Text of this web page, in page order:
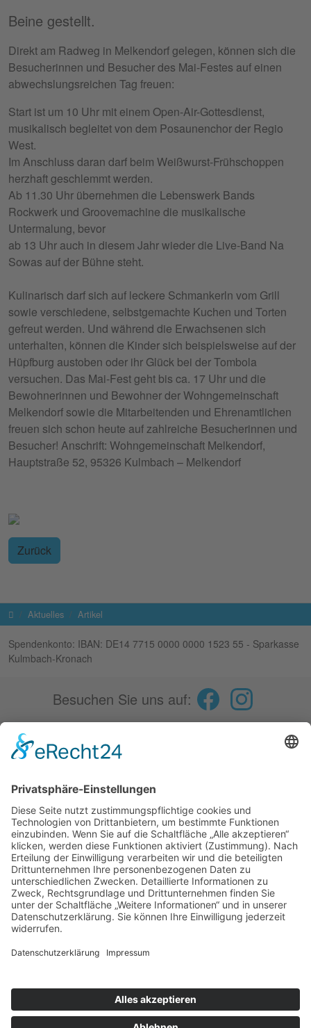
Beine gestellt.
Direkt am Radweg in Melkendorf gelegen, können sich die
Besucherinnen und Besucher des Mai-Festes auf einen
abwechslungsreichen Tag freuen:
Start ist um 10 Uhr mit einem Open-Air-Gottesdienst,
musikalisch begleitet von dem Posaunenchor der Regio
West.
Im Anschluss daran darf beim Weißwurst-Frühschoppen
herzhaft geschlemmt werden.
Ab 11.30 Uhr übernehmen die Lebenswerk Bands
Rockwerk und Groovemachine die musikalische
Untermalung, bevor
ab 13 Uhr auch in diesem Jahr wieder die Live-Band Na
Sowas auf der Bühne steht.
Kulinarisch darf sich auf leckere Schmankerln vom Grill
sowie verschiedene, selbstgemachte Kuchen und Torten
gefreut werden. Und während die Erwachsenen sich
unterhalten, können die Kinder sich beispielsweise auf der
Hüpfburg austoben oder ihr Glück bei der Tombola
versuchen. Das Mai-Fest geht bis ca. 17 Uhr und die
Bewohnerinnen und Bewohner der Wohngemeinschaft
Melkendorf sowie die Mitarbeitenden und Ehrenamtlichen
freuen sich schon heute auf zahlreiche Besucherinnen und
Besucher! Anschrift: Wohngemeinschaft Melkendorf,
Hauptstraße 52, 95326 Kulmbach – Melkendorf
Zurück
Startseite
Aktuelles Artikel
Spendenkonto: IBAN: DE14 7715 0000 0000 1523 55 - Sparkasse
Kulmbach-Kronach
Besuchen Sie uns auf:
Fokus
Aktuelles
Essen auf Rädern
Service
Kontakt
Karriere
Diakonie Verbund Kulmbach
Geschwister-Gummi-Stiftung
DIE KITA